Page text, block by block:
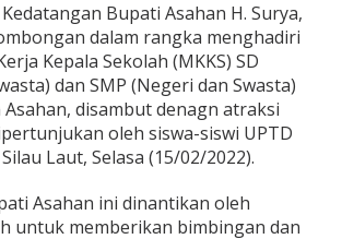
i
r
i
M
K
K
S
s
-
K
a
Kedatangan Bupati Asahan H. Surya,
dalam rangka menghadiri
Kepala Sekolah (MKKS) SD
dan SMP (Negeri dan Swasta)
disambut denagn atraksi
oleh siswa-siswi UPTD
Laut, Selasa (15/02/2022).
Asahan ini dinantikan oleh
untuk memberikan bimbingan dan